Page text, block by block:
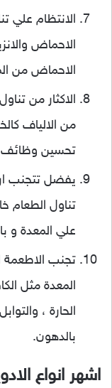
الانتظام علي
الاحماض
الاحماض من
الاكثار من
من الالياف
تحسين وظائف
يفضل تتجنب
تناول الطعام
علي المعدة و
تجنب الاطعمة
المعدة مثل
الحارة ،
بالدهون.
اشهر انواع